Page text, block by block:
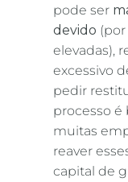
pode ser
devido
elevadas),
excessivo
pedir
processo é
muitas
reaver
capital de